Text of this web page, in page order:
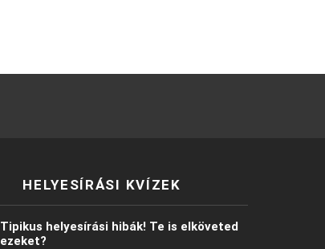
HELYESÍRÁSI KVÍZEK
Tipikus helyesírási hibák! Te is elköveted
ezeket?